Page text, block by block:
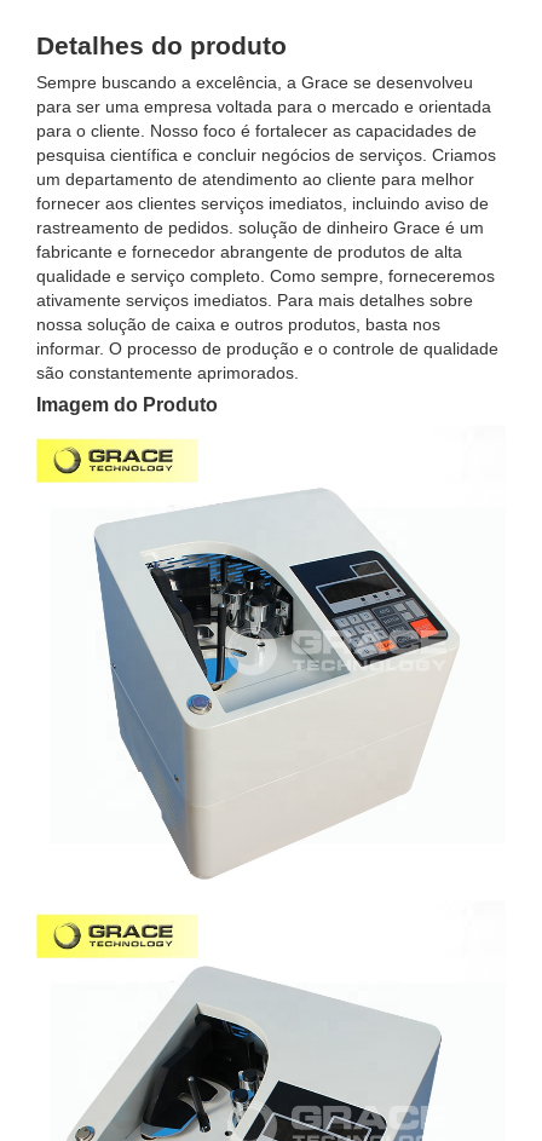
Detalhes do produto
Sempre buscando a excelência, a Grace se desenvolveu
para ser uma empresa voltada para o mercado e orientada
para o cliente. Nosso foco é fortalecer as capacidades de
pesquisa científica e concluir negócios de serviços. Criamos
um departamento de atendimento ao cliente para melhor
fornecer aos clientes serviços imediatos, incluindo aviso de
rastreamento de pedidos. solução de dinheiro Grace é um
fabricante e fornecedor abrangente de produtos de alta
qualidade e serviço completo. Como sempre, forneceremos
ativamente serviços imediatos. Para mais detalhes sobre
nossa solução de caixa e outros produtos, basta nos
informar. O processo de produção e o controle de qualidade
são constantemente aprimorados.
Imagem do Produto